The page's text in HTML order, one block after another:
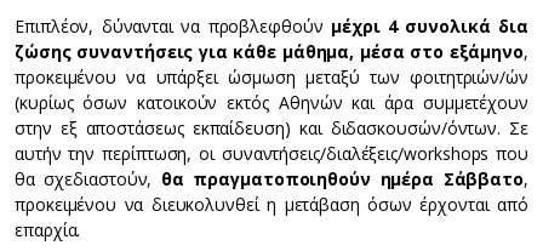
Επιπλέον, δύνανται να προβλεφθούν μέχρι 4 συνολικά δια
ζώσης συναντήσεις για κάθε μάθημα, μέσα στο εξάμηνο,
προκειμένου να υπάρξει ώσμωση μεταξύ των φοιτητριών/ών
(κυρίως όσων κατοικούν εκτός Αθηνών και άρα συμμετέχουν
στην εξ αποστάσεως εκπαίδευση) και διδασκουσών/όντων. Σε
αυτήν την περίπτωση, οι συναντήσεις/διαλέξεις/workshops που
θα σχεδιαστούν, θα πραγματοποιηθούν ημέρα Σάββατο,
προκειμένου να διευκολυνθεί η μετάβαση όσων έρχονται από
επαρχία.